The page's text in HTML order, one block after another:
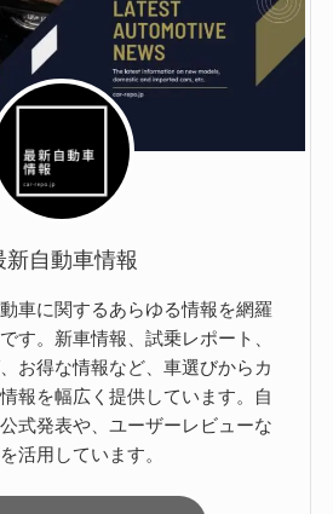
新自動車情報
車に関するあらゆる情報を網羅
す。新車情報、試乗レポート、
お得な情報など、車選びからカ
報を幅広く提供しています。自
式発表や、ユーザーレビューな
活用しています。